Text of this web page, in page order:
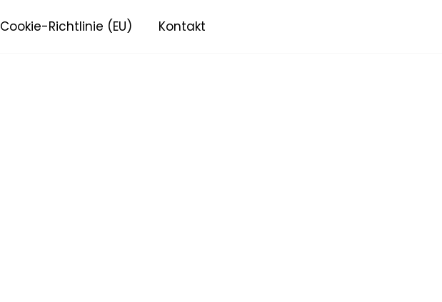
Cookie-Richtlinie (EU) Kontakt